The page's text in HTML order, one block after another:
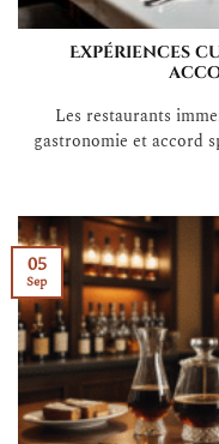
Expériences
Les restaurants
gastronomie et accord
05
Sep